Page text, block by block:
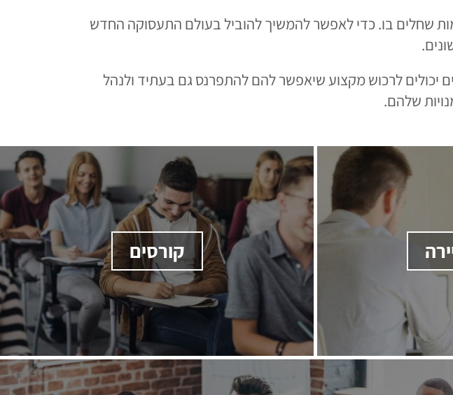
שחלים בו. כדי לאפשר להמשיך להוביל בעולם התעסוקה החדש
יכולים לרכוש מקצוע שיאפשר להם להתפרנס גם בעתיד ולנהל
שלהם.
קורסים